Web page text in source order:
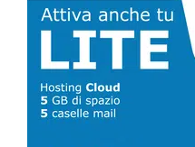
primaria